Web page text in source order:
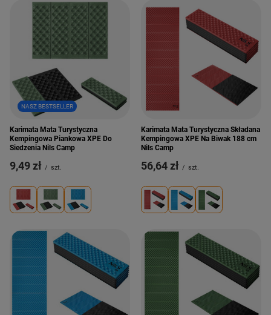
NASZ BESTSELLER
Karimata Mata Turystyczna
Kempingowa Piankowa XPE Do
Siedzenia Nils Camp
9,49 zł / szt.
Karimata Mata Turystyczna Składana
Kempingowa XPE Na Biwak 188 cm
Nils Camp
56,64 zł / szt.